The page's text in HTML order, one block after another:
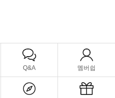
Q&A 멤버쉽